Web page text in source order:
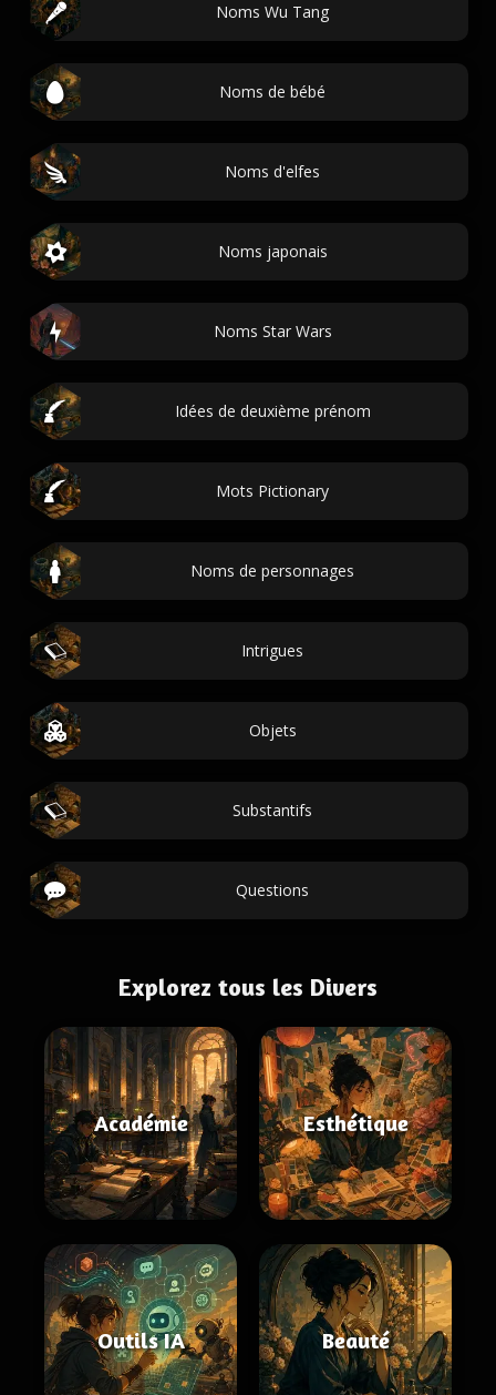
Noms Wu Tang
Noms de bébé
Noms d'elfes
Noms japonais
Noms Star Wars
Idées de deuxième prénom
Mots Pictionary
Noms de personnages
Intrigues
Objets
Substantifs
Questions
Explorez tous les Divers
Académie Esthétique
Outils IA Beauté